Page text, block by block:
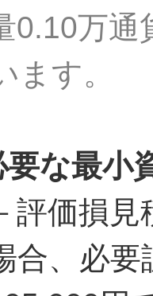
0.10万
ます。
な最小
評価損
合、必